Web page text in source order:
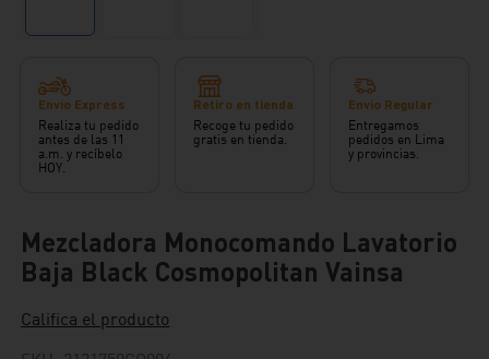
Envío Express
Realiza tu pedido
antes de las 11
a.m. y recíbelo
HOY.
Retiro en tienda
Recoge tu pedido
gratis en tienda.
Envío Regular
Entregamos
pedidos en Lima
y provincias.
Mezcladora Monocomando Lavatorio
Baja Black Cosmopolitan Vainsa
Califica el producto